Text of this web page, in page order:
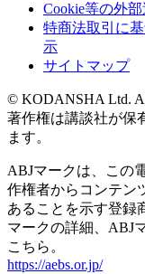
Cookie等の外
特商法取引に
示
サイトマップ
© KODANSHA Ltd.
著作権は講談社が保
ます。
ABJマークは、この
作権者からコンテン
あることを示す登録
マークの詳細、ABJ
こちら。
https://aebs.or.jp/